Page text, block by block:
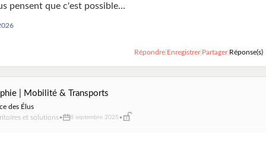
pensent que c'est possible...
Répondre Enregistrer| Partager| Réponse(s)
| Mobilité & Transports
des Élus
et solutions• 8 septembre 2025 •